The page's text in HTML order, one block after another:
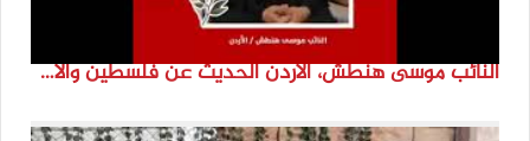
النائب موسى هنطش، الأردن الحديث عن فلسطين والاقصى هو عنصر تحدي من تحديات الأُمة في تاريخها الطويل. #انتماء2022